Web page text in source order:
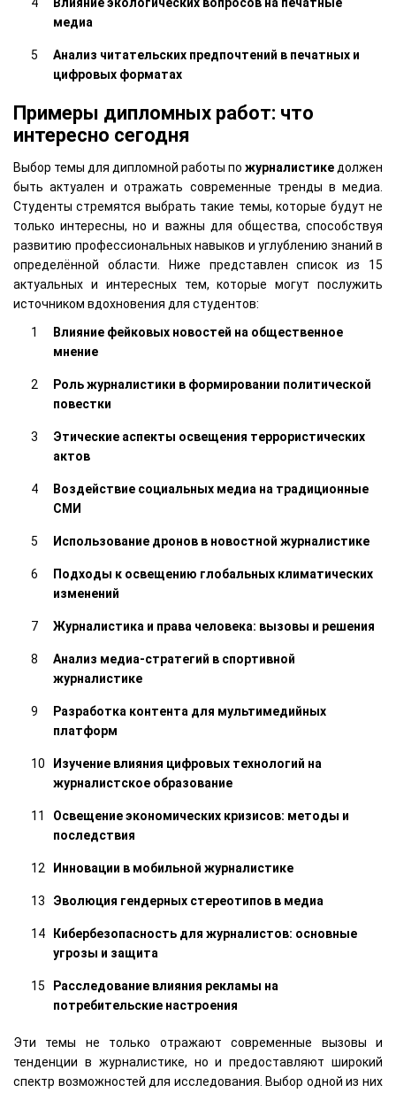
медиа
Анализ читательских предпочтений в печатных и
цифровых форматах
Примеры дипломных работ: что
интересно сегодня
Выбор темы для дипломной работы по журналистикедолжен
быть актуален и отражать современные тренды в медиа.
Студенты стремятся выбрать такие темы, которые будут не
только интересны, но и важны для общества, способствуя
развитию профессиональных навыков и углублению знаний в
определённой области. Ниже представлен список из 15
актуальных и интересных тем, которые могут послужить
источником вдохновения для студентов:
Влияние фейковых новостей на общественное
мнение
Роль журналистики в формировании политической
повестки
Этические аспекты освещения террористических
актов
Воздействие социальных медиа на традиционные
СМИ
Использование дронов в новостной журналистике
Подходы к освещению глобальных климатических
изменений
Журналистика и права человека: вызовы и решения
Анализ медиа-стратегий в спортивной
журналистике
Разработка контента для мультимедийных
платформ
Изучение влияния цифровых технологий на
журналистское образование
Освещение экономических кризисов: методы и
последствия
Инновации в мобильной журналистике
Эволюция гендерных стереотипов в медиа
Кибербезопасность для журналистов: основные
угрозы и защита
Расследование влияния рекламы на
потребительские настроения
Эти темы не только отражают современные вызовы и
тенденции в журналистике, но и предоставляют широкий
спектр возможностей для исследования. Выбор одной из них